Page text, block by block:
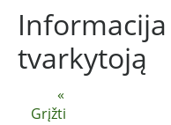
«
Grįžti
tvarkytoją